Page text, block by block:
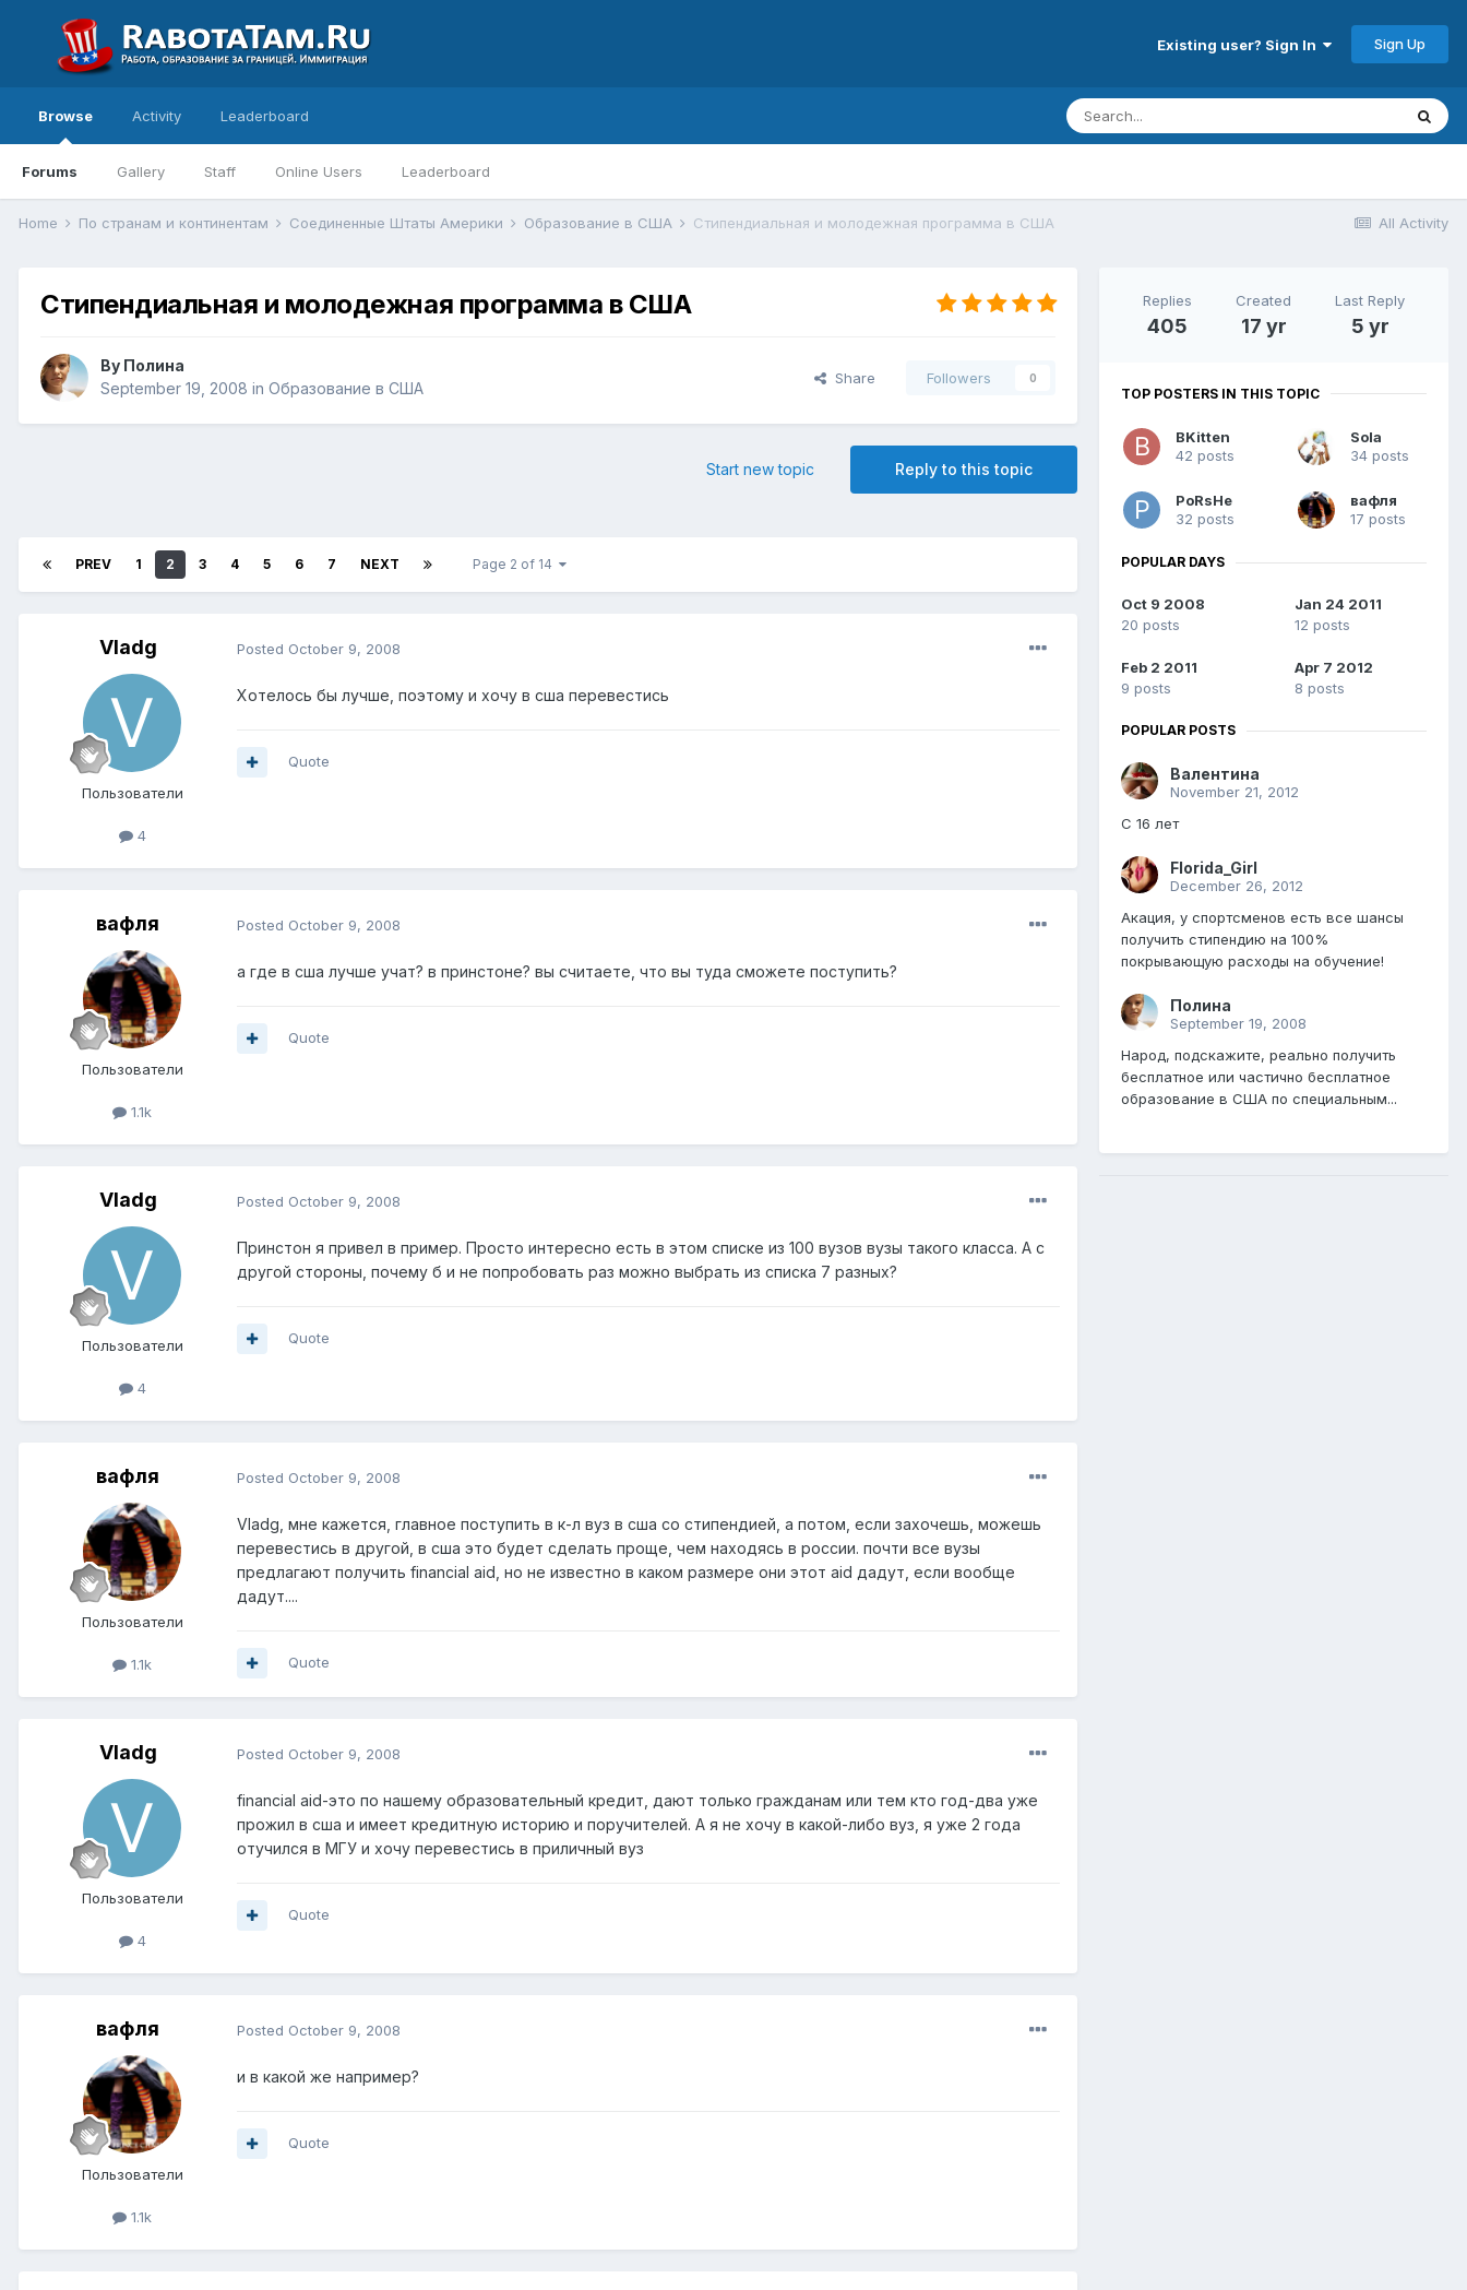
Existing user? Sign In Sign Up
Browse
Forums Gallery Staff Online Users Leaderboard
Activity Leaderboard
All Activity
Home По странам и континентам Соединенные Штаты Америки Образование в США Стипендиальная и молодежная программа в США
Стипендиальная и молодежная программа в США
By Полина
September 19, 2008 in Образование в США
Share Followers 0
Reply to this topic
Start new topic
PREV 1 2 3 4 5 6 7 NEXT Page 2 of 14
Vladg
Пользователи
4
Posted October 9, 2008
Хотелось бы лучше, поэтому и хочу в сша перевестись
Quote
вафля
Пользователи
1.1k
Posted October 9, 2008
а где в сша лучше учат? в принстоне? вы считаете, что вы туда сможете поступить?
Quote
Vladg
Пользователи
4
Posted October 9, 2008
Принстон я привел в пример. Просто интересно есть в этом списке из 100 вузов вузы такого класса. А с
другой стороны, почему б и не попробовать раз можно выбрать из списка 7 разных?
Quote
вафля
Пользователи
1.1k
Posted October 9, 2008
Vladg, мне кажется, главное поступить в к-л вуз в сша со стипендией, а потом, если захочешь, можешь
перевестись в другой, в сша это будет сделать проще, чем находясь в россии. почти все вузы
предлагают получить financial aid, но не известно в каком размере они этот aid дадут, если вообще
дадут....
Quote
Vladg
Пользователи
4
Posted October 9, 2008
financial aid-это по нашему образовательный кредит, дают только гражданам или тем кто год-два уже
прожил в сша и имеет кредитную историю и поручителей. А я не хочу в какой-либо вуз, я уже 2 года
отучился в МГУ и хочу перевестись в приличный вуз
Quote
вафля
Пользователи
1.1k
Posted October 9, 2008
и в какой же например?
Quote
Replies
405
Created
17 yr
Last Reply
5 yr
TOP POSTERS IN THIS TOPIC
BKitten
42 posts
Sola
34 posts
PoRsHe
32 posts
вафля
17 posts
POPULAR DAYS
Oct 9 2008
20 posts
Jan 24 2011
12 posts
Feb 2 2011
9 posts
Apr 7 2012
8 posts
POPULAR POSTS
Валентина
November 21, 2012
С 16 лет
Florida_Girl
December 26, 2012
Акация, у спортсменов есть все шансы
получить стипендию на 100%
покрывающую расходы на обучение!
Полина
September 19, 2008
Народ, подскажите, реально получить
бесплатное или частично бесплатное
образование в США по специальным...